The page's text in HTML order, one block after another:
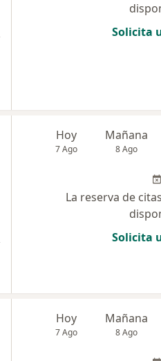
Solicita
Hoy
7 Ago
Mañana
8 Ago
La reserva de
Solicita
Hoy
7 Ago
Mañana
8 Ago